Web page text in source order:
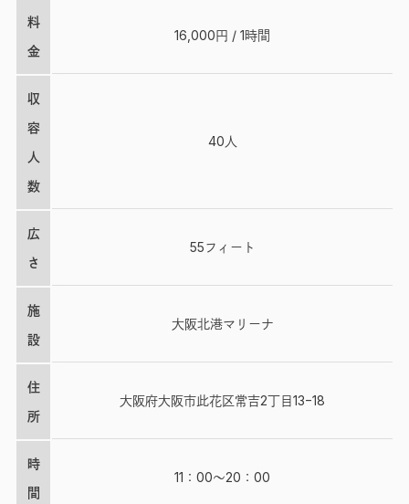
料
金
16,000円 / 1時間
収
容
人
数
40人
広
さ
55フィート
施
設
大阪北港マリーナ
住
所
大阪府大阪市此花区常吉2丁目13−18
時
間
11：00～20：00